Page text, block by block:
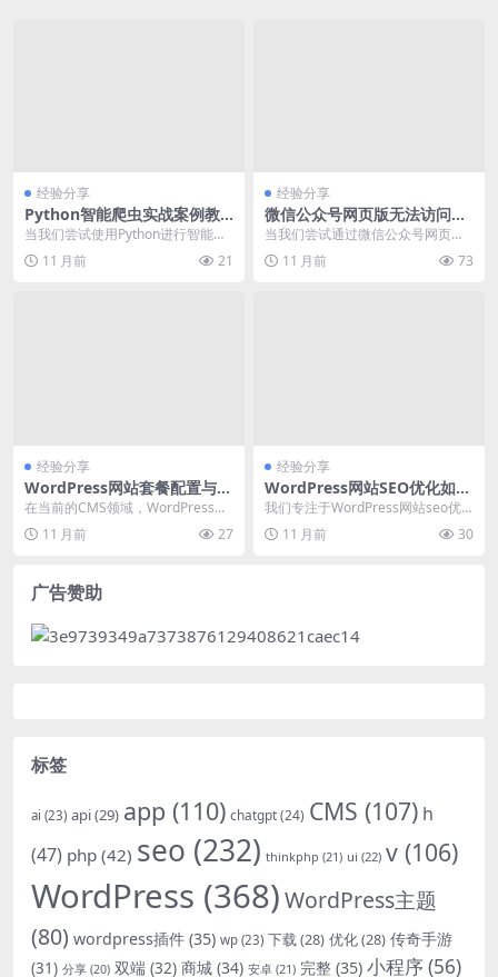
经验分享
Python智能爬虫实战案例教
程2024最新：解决跨域请求与
动态加载问题
当我们尝试使用Python进行智能爬
虫开发时，跨域请求（CORS）和动
态加载内容...
11 月前 21
经验分享
微信公众号网页版无法访问解
决方法
当我们尝试通过微信公众号网页版
访问公众号内容时，可能会遇到无
法加载、白屏或者50...
11 月前 73
经验分享
WordPress网站套餐配置与S
EO优化实战
在当前的CMS领域，WordPress凭
借其灵活的生态和丰富的功能，成
为了众多网...
11 月前 27
经验分享
WordPress网站SEO优化如何
提升排名：深入分析最新策略
我们专注于WordPress网站seo优
化，通过深入分析最新策略，提供
具体解决方...
11 月前 30
广告赞助
标签
ai (23) api(29) app (110) chatgpt(24) CMS (107) h
(47) php (42) seo (232) thinkphp (21) ui (22) v (106)
WordPress (368)WordPress主题
(80) wordpress插件 (35) wp (23) 下载(28) 优化(28) 传奇手游
(31) 分享 (20) 双端 (32) 商城 (34) 安卓 (21) 完整 (35) 小程序(56)